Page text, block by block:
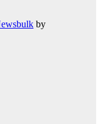
by